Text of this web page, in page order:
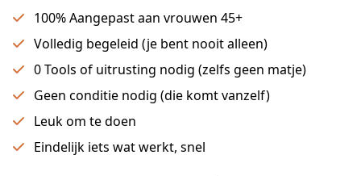
100% Aangepast aan vrouwen 45+
Volledig begeleid (je bent nooit alleen)
0 Tools of uitrusting nodig (zelfs geen matje)
Geen conditie nodig (die komt vanzelf)
Leuk om te doen
Eindelijk iets wat werkt, snel